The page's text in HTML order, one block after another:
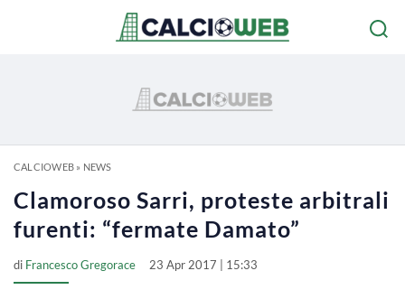
CALCIOWEB» NEWS
Clamoroso Sarri, proteste arbitrali
furenti: “fermate Damato”
di Francesco Gregorace 23 Apr 2017 | 15:33